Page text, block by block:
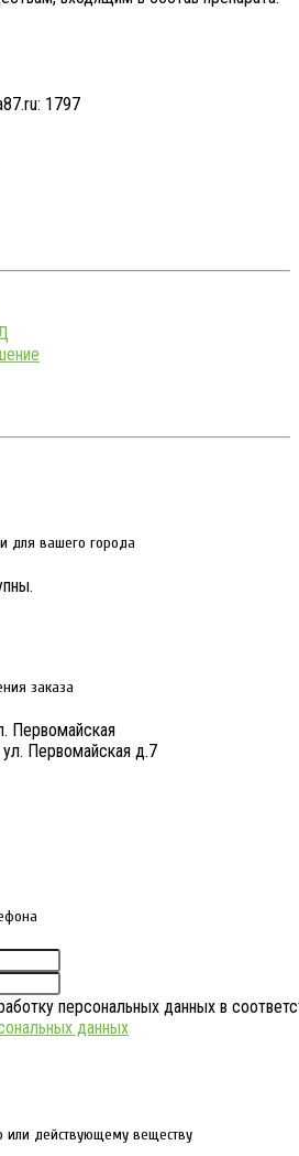
1797
для вашего города
заказа
Первомайская
Первомайская д.7
персональных данных в
данных
или действующему веществу